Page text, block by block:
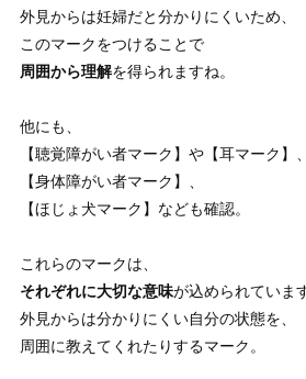
外見からは妊婦だと分かりにくいため、
このマークをつけることで
周囲から理解を得られますね。
他にも、
【聴覚障がい者マーク】や【耳マーク】、
【身体障がい者マーク】、
【ほじょ犬マーク】なども確認。
これらのマークは、
それぞれに大切な意味が込められていま
外見からは分かりにくい自分の状態を、
周囲に教えてくれたりするマーク。